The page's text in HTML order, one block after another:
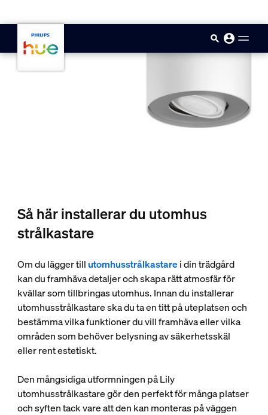
Så här installerar du utomhus
strålkastare
Om du lägger till utomhusstrålkastarei din trädgård
kan du framhäva detaljer och skapa rätt atmosfär för
kvällar som tillbringas utomhus. Innan du installerar
utomhusstrålkastare ska du ta en titt på uteplatsen och
bestämma vilka funktioner du vill framhäva eller vilka
områden som behöver belysning av säkerhetsskäl
eller rent estetiskt.
Den mångsidiga utformningen på Lily
utomhusstrålkastare gör den perfekt för många platser
och syften tack vare att den kan monteras på väggen